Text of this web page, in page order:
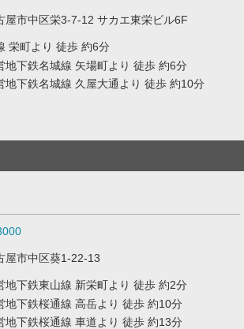
屋市中区栄3-7-12 サカエ東栄ビル6F
栄町より 徒歩 約6分
地下鉄名城線 矢場町より 徒歩 約6分
地下鉄名城線 久屋大通より 徒歩 約10分
屋市中区葵1-22-13
地下鉄東山線 新栄町より 徒歩 約2分
地下鉄桜通線 高岳より 徒歩 約10分
地下鉄桜通線 車道より 徒歩 約13分